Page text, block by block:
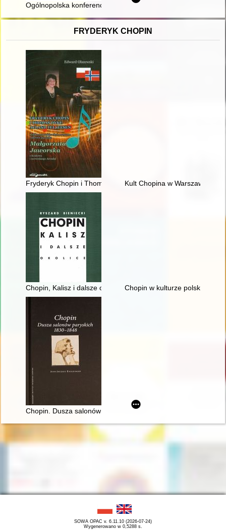
Ogólnopolska konferencja naukowa pt. "Jubileusz 165-lecia
FRYDERYK CHOPIN
Fryderyk Chopin i Thomas Dyke Acland Tellefsen. Polsko-
Kult Chopina w Warszawie
Chopin, Kalisz i dalsze okolice Chopin w kulturze polskiej
Chopin. Dusza salonów paryskich 1830-1848
SOWA OPAC v. 6.11.10 (2026-07-24)
Wygenerowano w 0,5288 s.